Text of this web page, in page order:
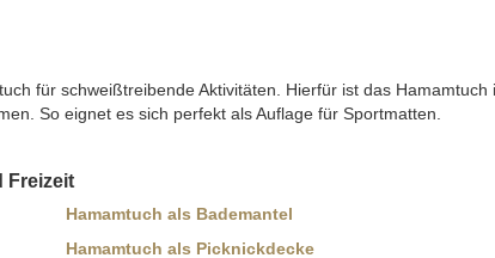
für schweißtreibende Aktivitäten. Hierfür ist das Hamamtuch
So eignet es sich perfekt als Auflage für Sportmatten.
Freizeit
Hamamtuch als Bademantel
Hamamtuch als Picknickdecke